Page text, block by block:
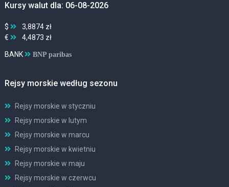
Kursy walut dla: 06-08-2026
$
3,8874 zł
€
4,4873 zł
BANK BNP paribas
Rejsy morskie według sezonu
Rejsy morskie w styczniu
Rejsy morskie w lutym
Rejsy morskie w marcu
Rejsy morskie w kwietniu
Rejsy morskie w maju
Rejsy morskie w czerwcu